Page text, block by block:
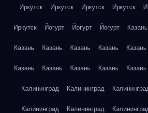
Иркутск Иркутск Иркутск Иркутск
Иркутск Йогурт Йогурт Йогурт Казань
Казань Казань Казань Казань Казань
Казань Казань Казань Казань Казань
Калининград Калининград
Калининград Калининград